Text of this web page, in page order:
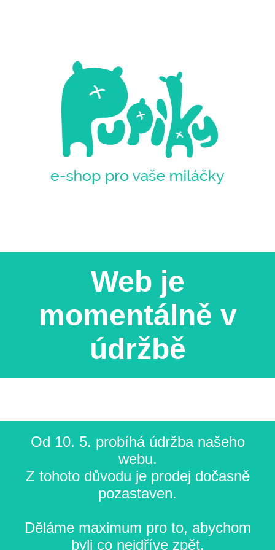
Web je
momentálně v
údržbě
Od 10. 5. probíhá údržba našeho
webu.
Z tohoto důvodu je prodej dočasně
pozastaven.
Děláme maximum pro to, abychom
byli co nejdříve zpět.